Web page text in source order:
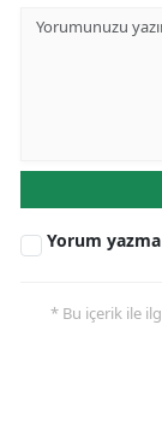
Yorum
* Bu içerik ile